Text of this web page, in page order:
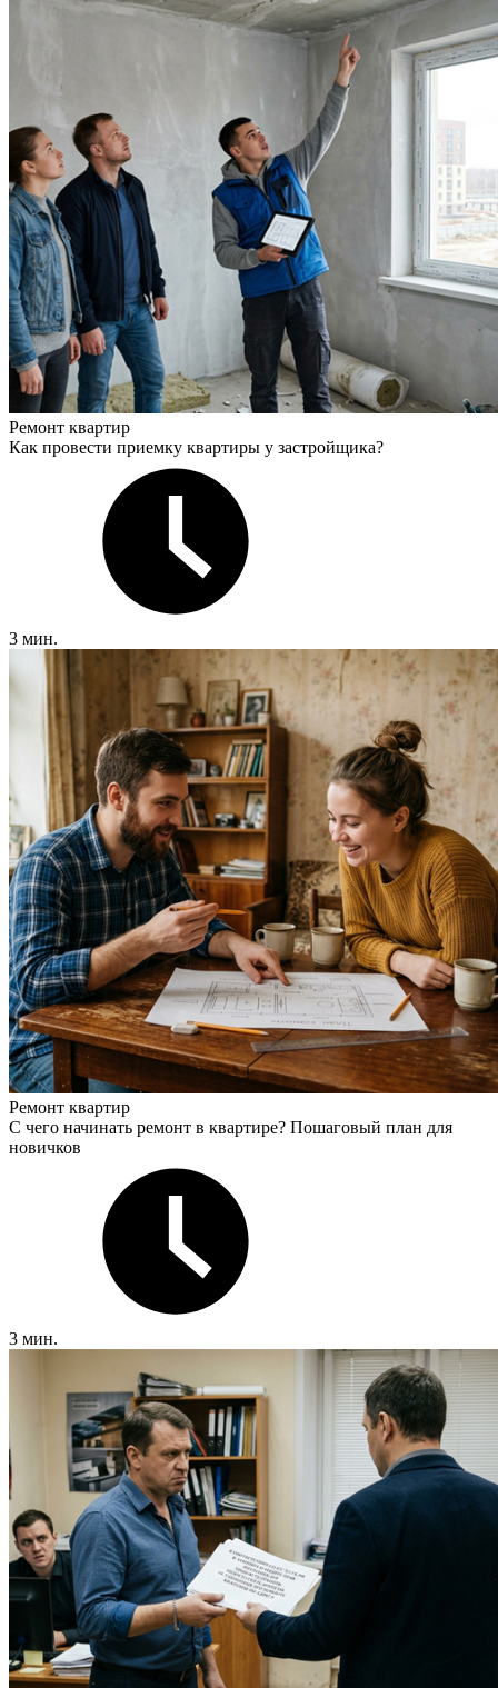
Ремонт квартир
Как провести приемку квартиры у застройщика?
3 мин.
Ремонт квартир
С чего начинать ремонт в квартире? Пошаговый план для
новичков
3 мин.